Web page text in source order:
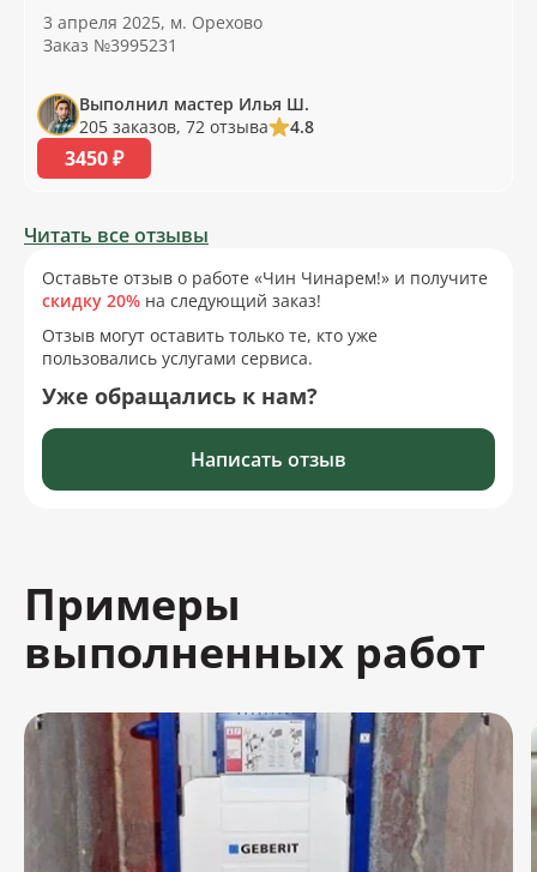
3 апреля 2025, м. Орехово
Заказ №3995231
Выполнил мастер Илья Ш.
205 заказов, 72 отзыва
4.8
3450 ₽
Читать все отзывы
Оставьте отзыв о работе «Чин Чинарем!» и получите
скидку 20% на следующий заказ!
Отзыв могут оставить только те, кто уже
пользовались услугами сервиса.
Уже обращались к нам?
Написать отзыв
Примеры
выполненных работ